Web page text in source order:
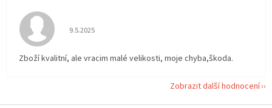
Hodnocení obchodu je 5 z 5 hvězdiček.
9.5.2025
Zboží kvalitní, ale vracim malé velikosti, moje chyba,škoda.
Zobrazit další hodnocení